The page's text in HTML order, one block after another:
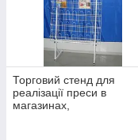
Торговий стенд для
реалізації преси в
магазинах,